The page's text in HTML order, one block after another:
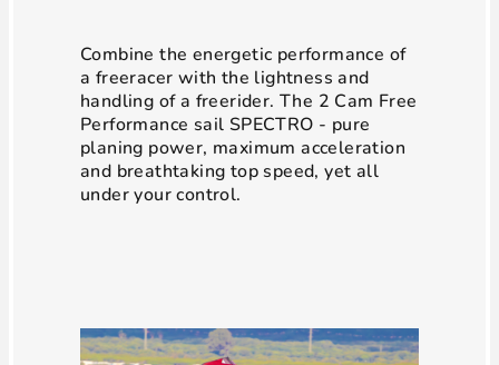
Combine the energetic performance of
a freeracer with the lightness and
handling of a freerider. The 2 Cam Free
Performance sail SPECTRO - pure
planing power, maximum acceleration
and breathtaking top speed, yet all
under your control.